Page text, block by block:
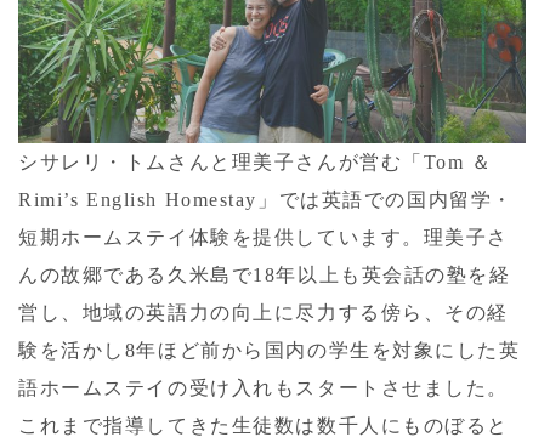
シサレリ・トムさんと理美子さんが営む「Tom ＆
Rimi’s English Homestay」では英語での国内留学・
短期ホームステイ体験を提供しています。理美子さ
んの故郷である久米島で18年以上も英会話の塾を経
営し、地域の英語力の向上に尽力する傍ら、その経
験を活かし8年ほど前から国内の学生を対象にした英
語ホームステイの受け入れもスタートさせました。
これまで指導してきた生徒数は数千人にものぼると